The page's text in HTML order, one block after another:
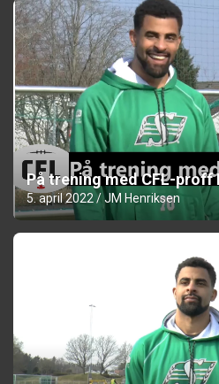
På trening med CFL-proff
5. april 2022 JM Henriksen